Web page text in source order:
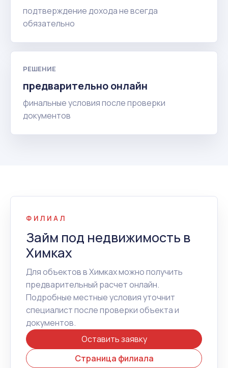
подтверждение дохода не всегда
обязательно
РЕШЕНИЕ
предварительно онлайн
финальные условия после проверки
документов
ФИЛИАЛ
Займ под недвижимость в
Химках
Для объектов в Химках можно получить
предварительный расчет онлайн.
Подробные местные условия уточнит
специалист после проверки объекта и
документов.
Оставить заявку
Страница филиала